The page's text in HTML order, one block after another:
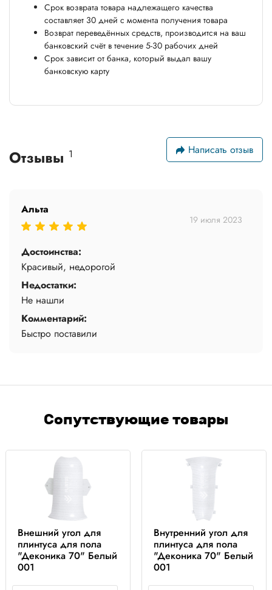
Срок возврата товара надлежащего качества
составляет 30 дней с момента получения товара
Возврат переведённых средств, производится на ваш
банковский счёт в течение 5-30 рабочих дней
Срок зависит от банка, который выдал вашу
банковскую карту
Отзывы 1 Написать отзыв
Альта
19 июля 2023
Достоинства:
Красивый, недорогой
Недостатки:
Не нашли
Комментарий:
Быстро поставили
Сопутствующие товары
Внешний угол для
плинтуса для пола
"Деконика 70" Белый
001
Внутренний угол для
плинтуса для пола
"Деконика 70" Белый
001